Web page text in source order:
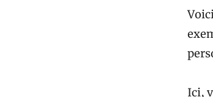
Ici,